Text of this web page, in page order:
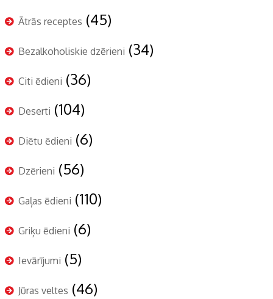
Ātrās receptes (45)
Bezalkoholiskie dzērieni (34)
Citi ēdieni (36)
Deserti (104)
Diētu ēdieni (6)
Dzērieni (56)
Gaļas ēdieni (110)
Griķu ēdieni (6)
Ievārījumi (5)
Jūras veltes (46)